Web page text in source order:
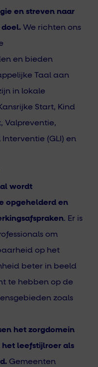
en streven naar
doel. We richten ons
en bieden
Taal aan
in lokale
Start, Kind
Valpreventie,
(GLI) en
wordt
opgehelderd en
. Er is
om
op het
beter in beeld
te hebben op de
zoals
het zorgdomein
leefstijlroer als
Gemeenten